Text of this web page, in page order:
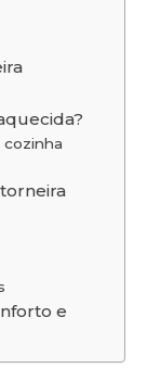
cozinha
e